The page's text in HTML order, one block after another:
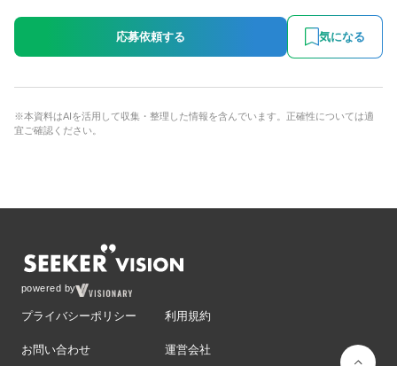
応募依頼する 気になる
※本資料はAIを活用して収集・整理した情報を含んでいます。正確性については適
宜ご確認ください。
powered by
プライバシーポリシー 利用規約
お問い合わせ 運営会社